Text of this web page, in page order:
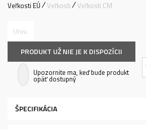
Veľkosti EÚ Veľkosti Veľkosti CM
Univ.
PRODUKT UŽ NIE JE K DISPOZÍCII
Upozornite ma, keď bude produkt
opäť dostupný
ŠPECIFIKÁCIA